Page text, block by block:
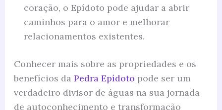
coração, o Epídoto pode ajudar a abrir
caminhos para o amor e melhorar
relacionamentos existentes.
Conhecer mais sobre as propriedades e os
benefícios da Pedra Epídoto pode ser um
verdadeiro divisor de águas na sua jornada
de autoconhecimento e transformação